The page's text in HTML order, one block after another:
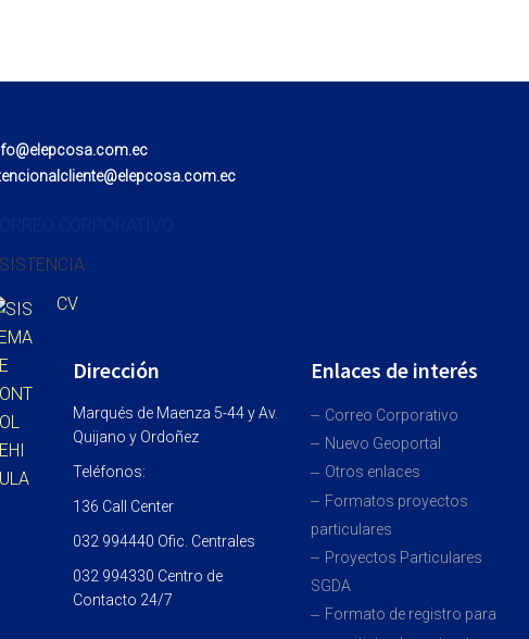
CV
Dirección
Marqués de Maenza 5-44 y Av.
Quijano y Ordoñez
Teléfonos:
136 Call Center
032 994440 Ofic. Centrales
032 994330 Centro de
Contacto 24/7
Enlaces de interés
Correo Corporativo
Nuevo Geoportal
Otros enlaces
Formatos proyectos
particulares
Proyectos Particulares
SGDA
Formato de registro para